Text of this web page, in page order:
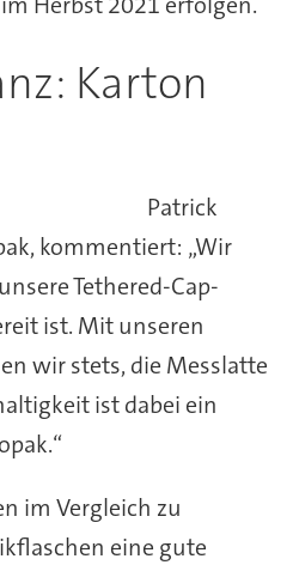
Karton
Patrick
kommentiert: „Wir
Tethered-Cap-
ist. Mit unseren
wir stets, die Messlatte
ist dabei ein
im Vergleich zu
eine gute